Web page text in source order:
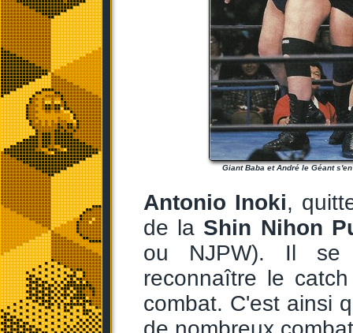
Giant Baba et André le Géant
Antonio Inoki,
de la Shin Nihon
ou NJPW). Il se
reconnaître le
combat. C'est ainsi